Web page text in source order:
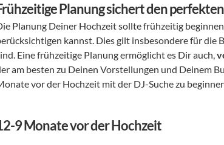
Planung sichert den
Planung Deiner Hochzeit sollte frühzeitig
kannst. Dies gilt insbesondere für die
Eine frühzeitige Planung ermöglicht es Dir auch,
am besten zu Deinen Vorstellungen und Deinem
vor der Hochzeit mit der DJ-Suche zu
9 Monate vor der Hochzeit